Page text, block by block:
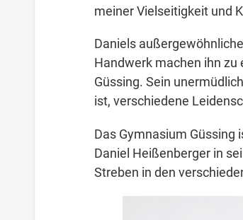
meiner Vielseitigkeit und
Daniels
Handwerk machen ihn
Güssing. Sein
ist, verschiedene
Das Gymnasium
Daniel Heißenberger in
Streben in den